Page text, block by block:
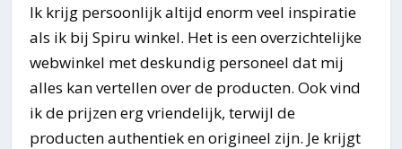
Ik krijg persoonlijk altijd enorm veel inspiratie
als ik bij Spiru winkel. Het is een overzichtelijke
webwinkel met deskundig personeel dat mij
alles kan vertellen over de producten. Ook vind
ik de prijzen erg vriendelijk, terwijl de
producten authentiek en origineel zijn. Je krijgt